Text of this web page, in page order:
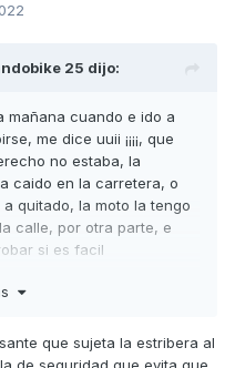
25 dijo:
mañana cuando e ido a
me dice uuii ¡¡¡¡, que
no estaba, la
caido en la carretera, o
quitado, la moto la tengo
calle, por otra parte, e
si es facil
hay algun truco para
ningun lado, y mi mujer
le a pasado algo
que sujeta la estribera al